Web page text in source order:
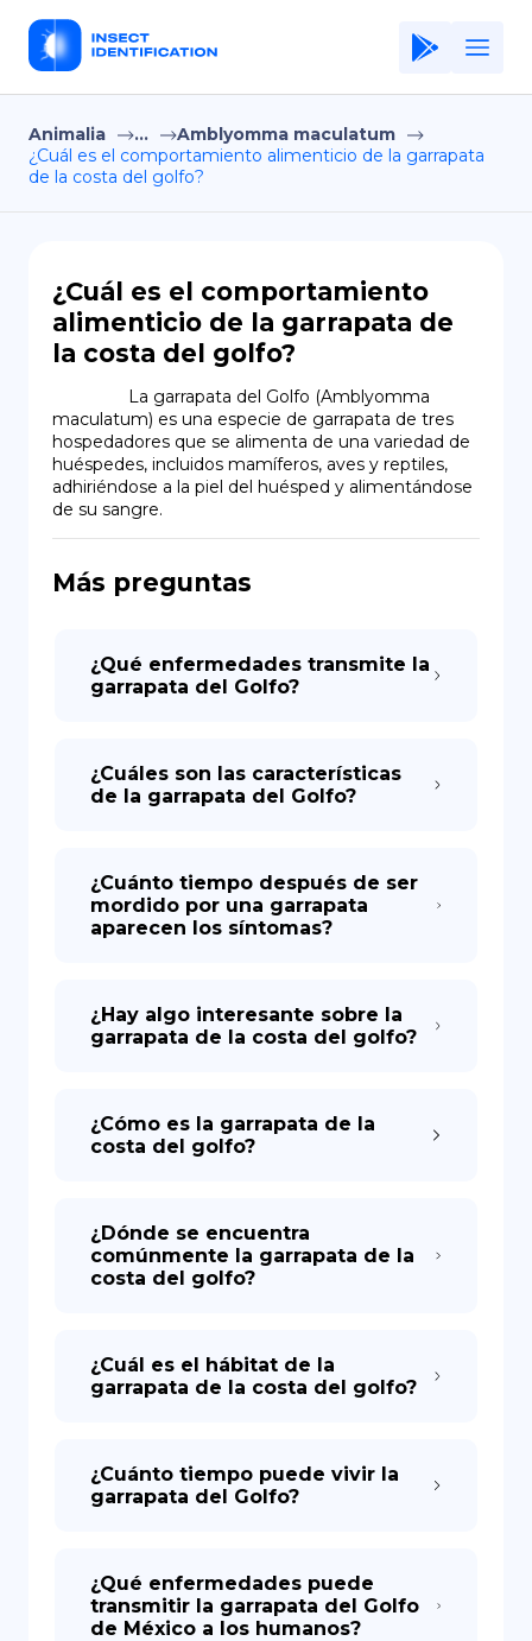
Home
Application
Privacy Policy
ES
EN
Animalia ...
Amblyomma maculatum
¿Cuál es el comportamiento alimenticio de la garrapata
de la costa del golfo?
¿Cuál es el comportamiento
alimenticio de la garrapata de
la costa del golfo?
maculatum) es una especie de garrapata de tres
hospedadores que se alimenta de una variedad de
huéspedes, incluidos mamíferos, aves y reptiles,
adhiriéndose a la piel del huésped y alimentándose
de su sangre.
Más preguntas
¿Qué enfermedades transmite la
garrapata del Golfo?
¿Cuáles son las características
de la garrapata del Golfo?
¿Cuánto tiempo después de ser
mordido por una garrapata
aparecen los síntomas?
¿Hay algo interesante sobre la
garrapata de la costa del golfo?
¿Cómo es la garrapata de la
costa del golfo?
¿Dónde se encuentra
comúnmente la garrapata de la
costa del golfo?
¿Cuál es el hábitat de la
garrapata de la costa del golfo?
¿Cuánto tiempo puede vivir la
garrapata del Golfo?
¿Qué enfermedades puede
transmitir la garrapata del Golfo
de México a los humanos?